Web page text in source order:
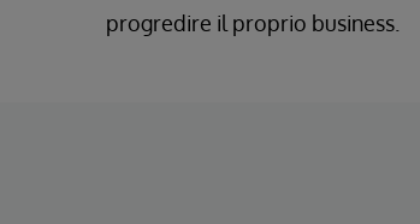
progredire il proprio business.